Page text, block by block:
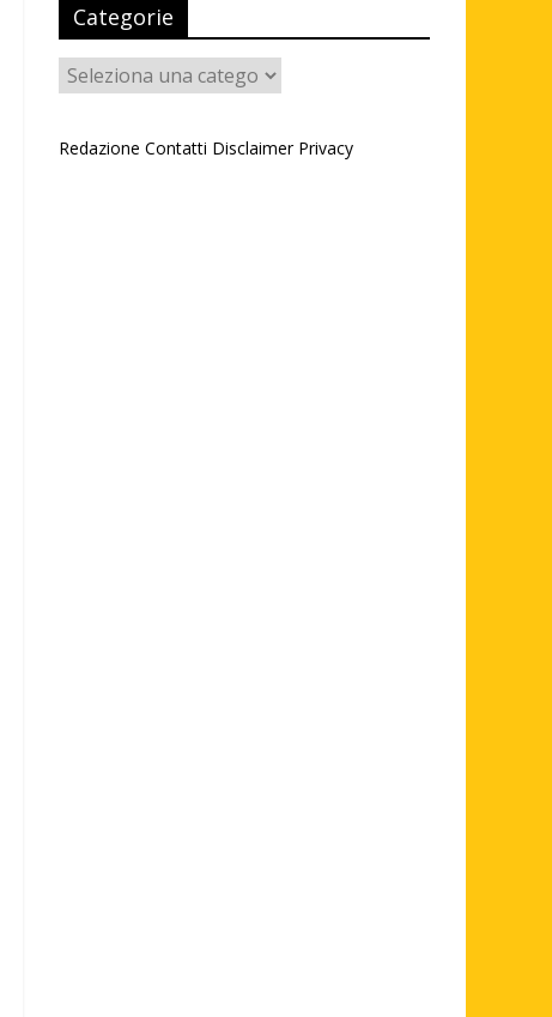
Categorie
Categorie
Redazione Contatti Disclaimer Privacy